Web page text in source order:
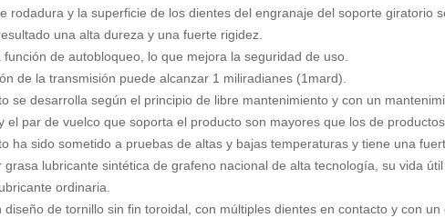
rodadura y la superficie de los dientes del engranaje del soporte giratorio
una alta dureza y una fuerte rigidez.
función de autobloqueo, lo que mejora la seguridad de uso.
de la transmisión puede alcanzar 1 miliradianes (1mard).
se desarrolla según el principio de libre mantenimiento y con un
el par de vuelco que soporta el producto son mayores que los de
ha sido sometido a pruebas de altas y bajas temperaturas y tiene una
grasa lubricante sintética de grafeno nacional de alta tecnología, su vida
ordinaria.
diseño de tornillo sin fin toroidal, con múltiples dientes en contacto y con un